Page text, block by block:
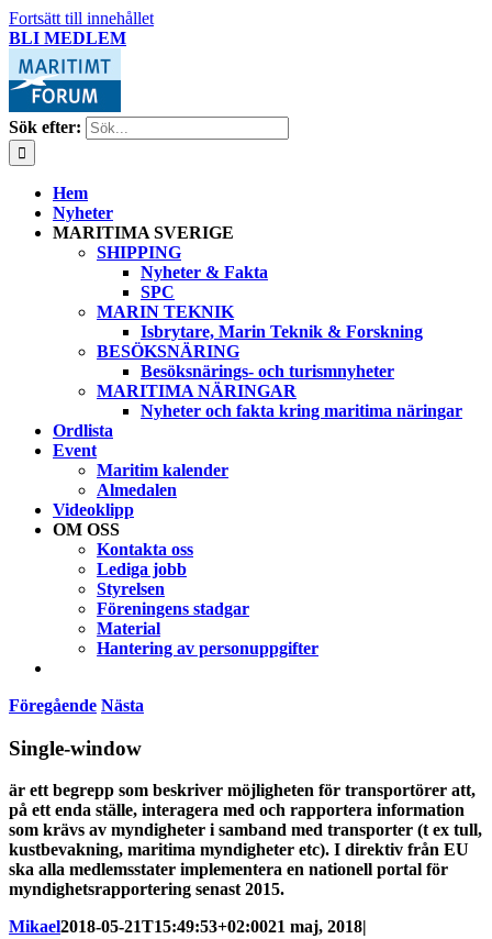
Fortsätt till innehållet
BLI MEDLEM
Sök efter:
Hem
Nyheter
MARITIMA SVERIGE
SHIPPING
Nyheter & Fakta
SPC
MARIN TEKNIK
Isbrytare, Marin Teknik & Forskning
BESÖKSNÄRING
Besöksnärings- och turismnyheter
MARITIMA NÄRINGAR
Nyheter och fakta kring maritima näringar
Ordlista
Event
Maritim kalender
Almedalen
Videoklipp
OM OSS
Kontakta oss
Lediga jobb
Styrelsen
Föreningens stadgar
Material
Hantering av personuppgifter
Föregående Nästa
Single-window
är ett begrepp som beskriver möjligheten för transportörer att,
på ett enda ställe, interagera med och rapportera information
som krävs av myndigheter i samband med transporter (t ex tull,
kustbevakning, maritima myndigheter etc). I direktiv från EU
ska alla medlemsstater implementera en nationell portal för
myndighetsrapportering senast 2015.
Mikael2018-05-21T15:49:53+02:0021 maj, 2018|